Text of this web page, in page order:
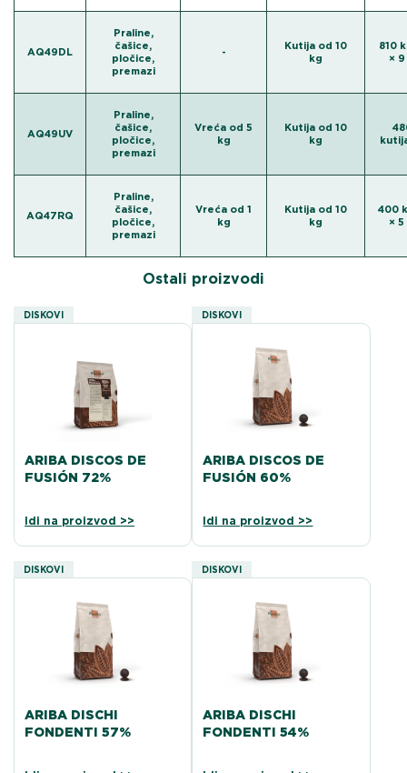
AQ49DL
Praline,
čašice,
pločice,
premazi
AQ49UV
Praline,
čašice,
pločice,
premazi
AQ47RQ
Praline,
čašice,
pločice,
premazi
-
Kutija od 10
kg
810
×
Vreća od 5
kg
Kutija od 10
kg
Vreća od 1
kg
Kutija od 10
kg
400
×
Ostali proizvodi
DISKOVI
ARIBA DISCOS DE
FUSIÓN 72%
Idi na proizvod >>
DISKOVI
ARIBA DISCOS DE
FUSIÓN 60%
Idi na proizvod >>
DISKOVI
ARIBA DISCHI
FONDENTI 57%
DISKOVI
ARIBA DISCHI
FONDENTI 54%